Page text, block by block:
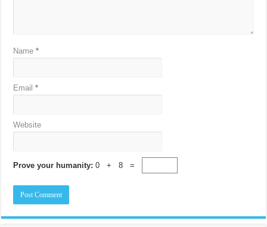
Name*
Email*
Website
Prove your humanity:0 + 8 =